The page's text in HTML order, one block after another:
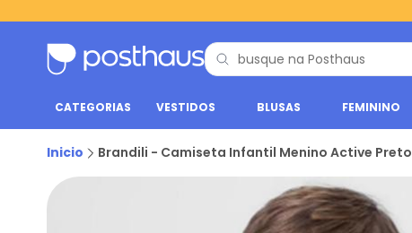
CATEGORIAS VESTIDOS BLUSAS FEMININO
Inicio Brandili - Camiseta Infantil Menino Active Preto